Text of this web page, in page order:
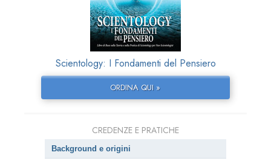
Scientology: I Fondamenti del Pensiero
ORDINA QUI »
CREDENZE E PRATICHE
Background e origini